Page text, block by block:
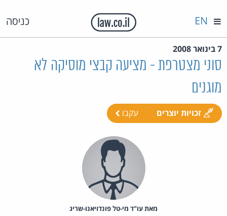
כניסה EN
7 בינואר 2008
סוני מצטרפת - מציעה קבצי מוסיקה לא
מוגנים
זכויות יוצרים עקבו
מאת‏ עו"ד מי-טל פונדויאנו-שריג